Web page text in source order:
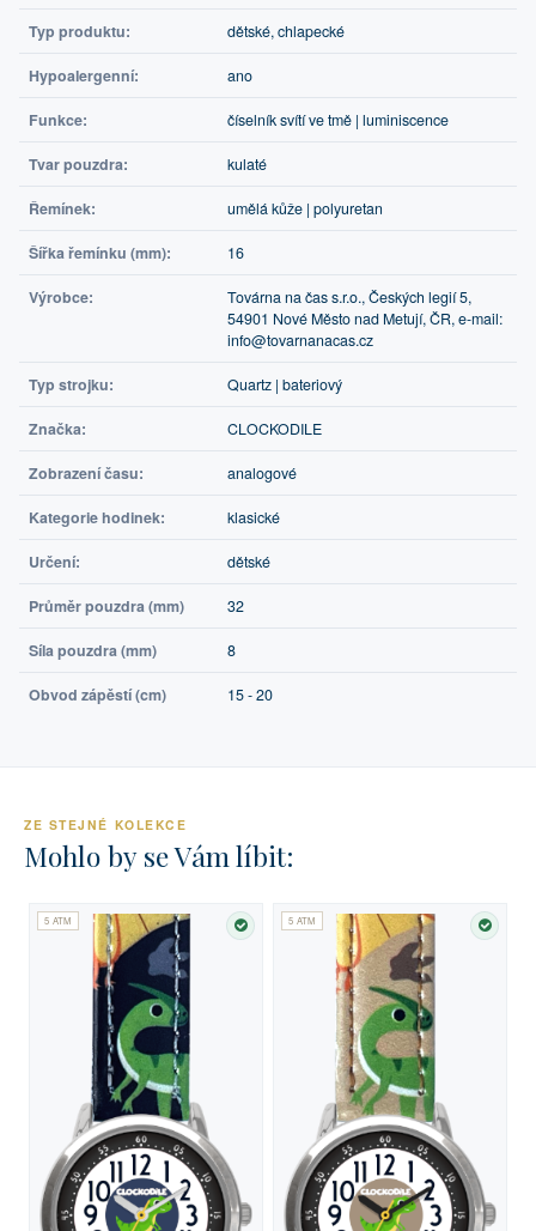
Typ produktu: dětské, chlapecké
Hypoalergenní: ano
Funkce: číselník svítí ve tmě | luminiscence
Tvar pouzdra: kulaté
Řemínek: umělá kůže | polyuretan
Šířka řemínku (mm): 16
Výrobce:
Továrna na čas s.r.o., Českých legií 5,
54901 Nové Město nad Metují, ČR, e-mail:
info@tovarnanacas.cz
Typ strojku: Quartz | bateriový
Značka: CLOCKODILE
Zobrazení času: analogové
Kategorie hodinek: klasické
Určení: dětské
Průměr pouzdra (mm) 32
Síla pouzdra (mm) 8
Obvod zápěstí (cm) 15 - 20
ZE STEJNÉ KOLEKCE
Mohlo by se Vám líbit:
5 ATM
SKLADEM
5 ATM